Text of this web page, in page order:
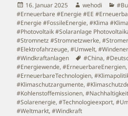
Veröffentlicht
am
16. Januar 2025 Autor
wehodi
#Erneuerbare #Energie #EE
#Energie #FossileEnergie,#Klima
#Photovoltaik #Solaranlage
#Stromnetz #Stromnetzwerke,
#Elektrofahrzeuge,#Umwelt,
#Windkraftanlagen
Schlagwörter
#China,
#Energiewende,#ErneuerbareEnergien,
#ErneuerbareTechnologien,
#Klimaschutzargumente,
#Kohlenstoffemissionen,#Nachhaltigkeit
#Solarenergie,#Technologieexport,
#Weltmarkt,#Windkraft